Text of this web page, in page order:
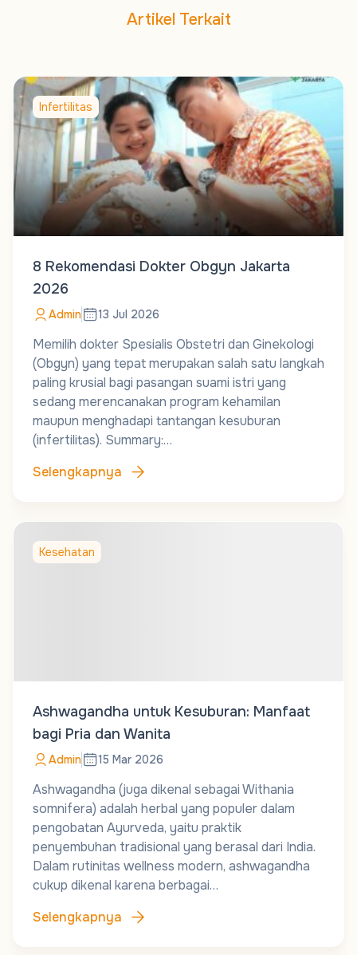
Artikel Terkait
Infertilitas
8 Rekomendasi Dokter Obgyn Jakarta
2026
Admin 13 Jul 2026
Memilih dokter Spesialis Obstetri dan Ginekologi
(Obgyn) yang tepat merupakan salah satu langkah
paling krusial bagi pasangan suami istri yang
sedang merencanakan program kehamilan
maupun menghadapi tantangan kesuburan
(infertilitas). Summary:…
Selengkapnya
Kesehatan
Ashwagandha untuk Kesuburan: Manfaat
bagi Pria dan Wanita
Admin 15 Mar 2026
Ashwagandha (juga dikenal sebagai Withania
somnifera) adalah herbal yang populer dalam
pengobatan Ayurveda, yaitu praktik
penyembuhan tradisional yang berasal dari India.
Dalam rutinitas wellness modern, ashwagandha
cukup dikenal karena berbagai…
Selengkapnya